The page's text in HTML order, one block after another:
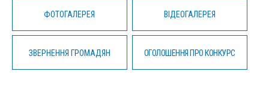
ФОТОГАЛЕРЕЯ ВІДЕОГАЛЕРЕЯ
ЗВЕРНЕННЯ ГРОМАДЯН ОГОЛОШЕННЯ ПРО КОНКУРС